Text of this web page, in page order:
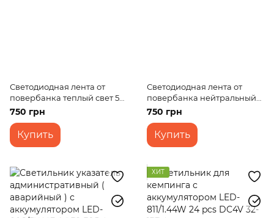
Светодиодная лента от
повербанка теплый свет 5V
USB WW 5 м
750 грн
Купить
Светодиодная лента от
повербанка нейтральный
свет 5V USB NW 5 м
750 грн
Купить
ХИТ